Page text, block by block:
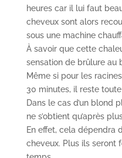
heures car il lui faut
cheveux sont alors
sous une machine
À savoir que cette
sensation de brûlure au
Même si pour les
30 minutes, il reste
Dans le cas d’un blond
ne s’obtient qu’après
En effet, cela dépendra
cheveux. Plus ils seront